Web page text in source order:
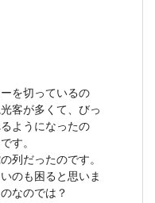
を切っているの
客が多くて、びっ
ようになったの
す。
列だったのです。
のも困ると思いま
なのでは？